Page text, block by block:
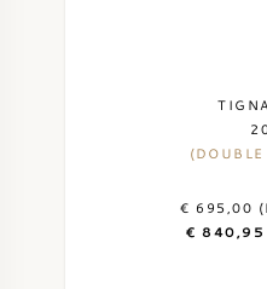
€ 695,00
€ 840,95